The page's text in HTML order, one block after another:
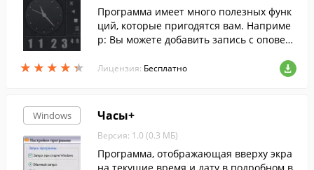
★ ★ ★ ★ ★
★ ★ ★ ★ ★
Программа имеет много полезных функ
ций, которые пригодятся вам. Наприме
р: Вы можете добавить запись с оповещ
грамма в установленное время сообщит
Лицензия: Бесплатно
Windows Часы+
Версия: 1.0 (0.3 МБ)
Программа, отображающая вверху экра